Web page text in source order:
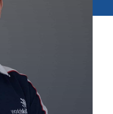
des métiers